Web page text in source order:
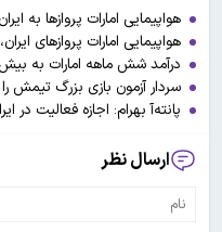
هواپیمایی امارات پروازها به
هواپیمایی امارات پروازهای
درآمد شش ماهه امارات به بیش
سردار آزمون بازی بزرگ تیمش
پانته‌آ بهرام: اجازه فعالیت در
ارسال نظر